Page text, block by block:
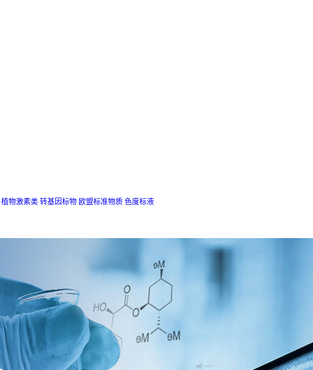
植物激素类 转基因标物 欧盟标准物质 色度标液